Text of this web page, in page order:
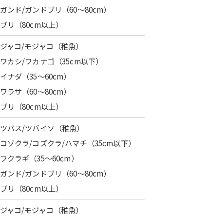
ガンド/ガンドブリ（60～80cm）
ブリ（80cm以上）
ジャコ/モジャコ（稚魚）
ワカシ/ワカナゴ（35cm以下）
イナダ（35～60cm）
ワラサ（60～80cm）
ブリ（80cm以上）
ツバス/ツバイソ（稚魚）
コゾクラ/コズクラ/ハマチ（35cm以下）
フクラギ（35～60cm）
ガンド/ガンドブリ（60～80cm）
ブリ（80cm以上）
ジャコ/モジャコ（稚魚）